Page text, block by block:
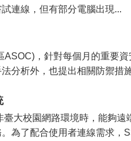
連線，但有部分電腦出現...
，針對每個月的重要
分析外，也提出相關防禦措
大校園網路環境時，能夠遠
為了配合使用者連線需求，